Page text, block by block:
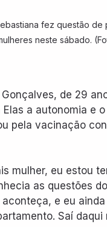
fez questão
neste sábado.
de 29
a autonomia e
pela vacinação
mulher, eu estou
as questões
e eu
Saí